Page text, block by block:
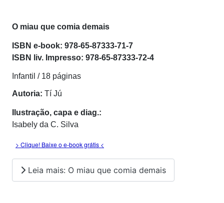
O miau que comia demais
ISBN e-book: 978-65-87333-71-7
ISBN l iv. Impresso: 978-65-87333-72-4
Infantil / 18 páginas
Autoria: Tí Jú
Ilustração, capa e diag.:
Isabely da C. Silva
> Clique! Baixe o e-book grátis <
Leia mais: O miau que comia demais